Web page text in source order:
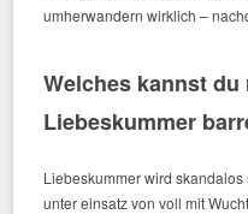
umherwandern wirklich –
Welches kannst
Liebeskummer
Liebeskummer wird
unter einsatz von voll mit